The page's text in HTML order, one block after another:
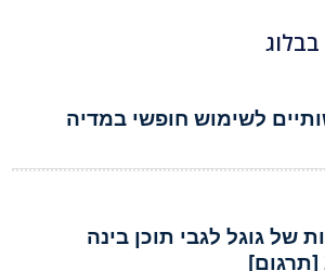
לשימוש חופשי במדיה
של גוגל לגבי תוכן בינה